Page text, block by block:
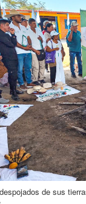
de sus